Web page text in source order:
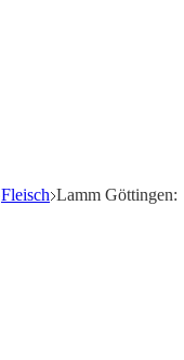
Fleisch Lamm Göttingen: